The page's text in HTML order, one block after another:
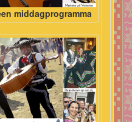
middagprogramma